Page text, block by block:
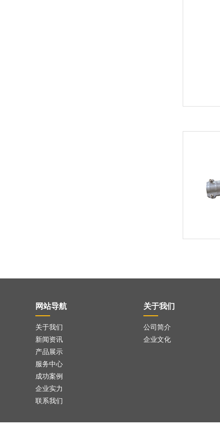
网站导航
关于我们
新闻资讯
产品展示
服务中心
成功案例
企业实力
联系我们
关于我们
公司简介
企业文化